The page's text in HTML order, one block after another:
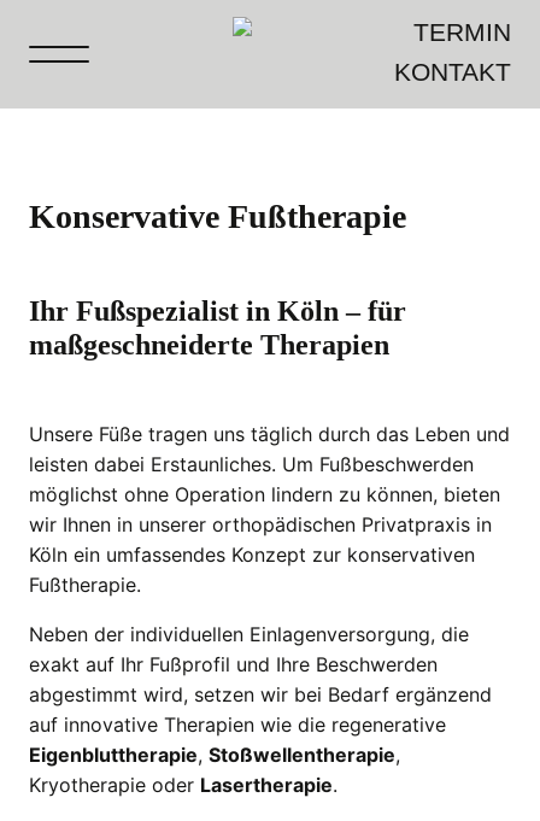
TERMIN
KONTAKT
Konservative Fußtherapie
Ihr Fußspezialist in Köln – für
maßgeschneiderte Therapien
Unsere Füße tragen uns täglich durch das Leben und
leisten dabei Erstaunliches. Um Fußbeschwerden
möglichst ohne Operation lindern zu können, bieten
wir Ihnen in unserer orthopädischen Privatpraxis in
Köln ein umfassendes Konzept zur konservativen
Fußtherapie.
Neben der individuellen Einlagenversorgung, die
exakt auf Ihr Fußprofil und Ihre Beschwerden
abgestimmt wird, setzen wir bei Bedarf ergänzend
auf innovative Therapien wie die regenerative
Eigenbluttherapie, Stoßwellentherapie,
Kryotherapie oder Lasertherapie.